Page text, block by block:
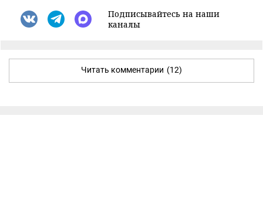
Подписывайтесь на наши
каналы
Читать комментарии (12)